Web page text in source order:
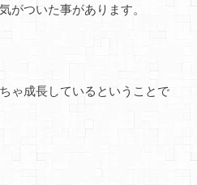
がついた事があります。
ゃ成長しているということで